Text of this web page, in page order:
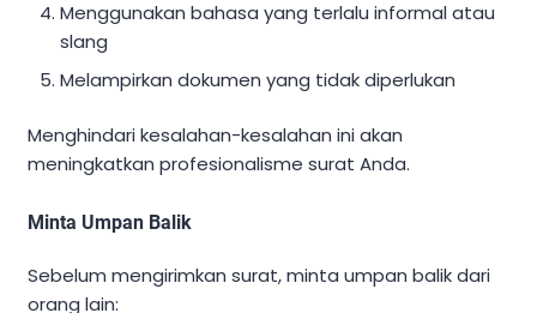
Menggunakan bahasa yang terlalu informal atau
slang
Melampirkan dokumen yang tidak diperlukan
Menghindari kesalahan-kesalahan ini akan
meningkatkan profesionalisme surat Anda.
Minta Umpan Balik
Sebelum mengirimkan surat, minta umpan balik dari
orang lain: